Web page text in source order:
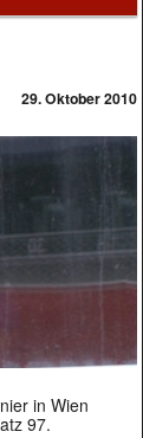
29. Oktober 2010
in Wien
97.